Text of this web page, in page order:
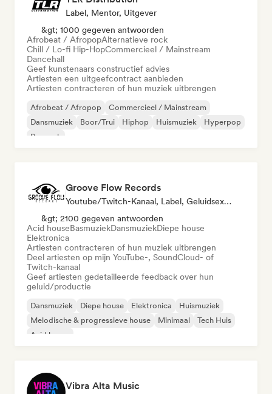
Label, Mentor, Uitgever
&gt; 1000 gegeven antwoorden
Afrobeat / AfropopAlternatieve rock
Chill / Lo-fi Hip-HopCommercieel / Mainstream
Dancehall
Geef kunstenaars constructief advies
Artiesten een uitgeefcontract aanbieden
Artiesten contracteren of hun muziek uitbrengen
Afrobeat / Afropop
Commercieel / Mainstream
Dansmuziek
Boor/Trui Hiphop Huismuziek
Hyperpop
Poprock
Groove Flow Records
Youtube/Twitch-Kanaal, Label, Geluidsexpert
&gt; 2100 gegeven antwoorden
Acid houseBasmuziekDansmuziekDiepe house
Elektronica
Artiesten contracteren of hun muziek uitbrengen
Deel artiesten op mijn YouTube-, SoundCloud- of
Twitch-kanaal
Geef artiesten gedetailleerde feedback over hun
geluid/productie
Dansmuziek Diepe house Elektronica
Huismuziek
Melodische & progressieve house
Minimaal
Tech Huis
Acid house
Vibra Alta Music